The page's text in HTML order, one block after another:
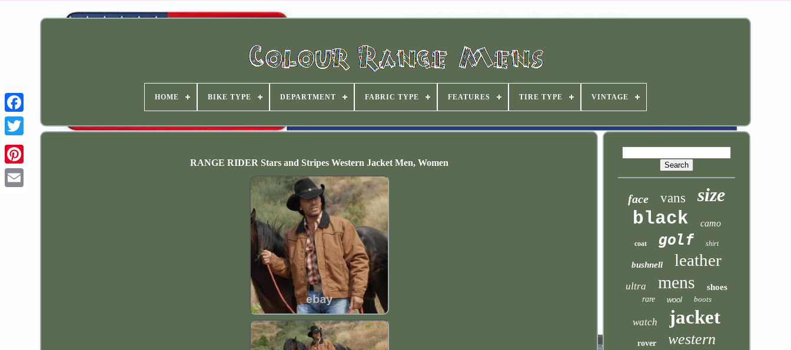
HOME BIKE TYPE DEPARTMENT FABRIC TYPE FEATURES TIRE TYPE VINTAGE
RANGE RIDER Stars and Stripes Western Jacket Men, Women
face vans size
black camo
coat golf shirt
bushnell leather
ultra mens shoes
rare wool boots
watch jacket
rover western